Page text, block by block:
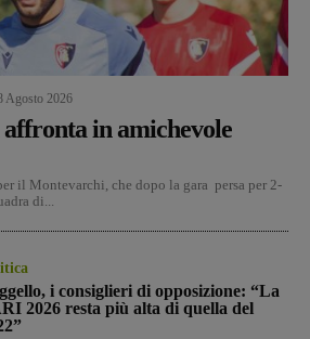
Agosto 2026
in amichevole
il Montevarchi, che dopo la gara persa per 2-
di...
i consiglieri di opposizione: “La
2026 resta più alta di quella del